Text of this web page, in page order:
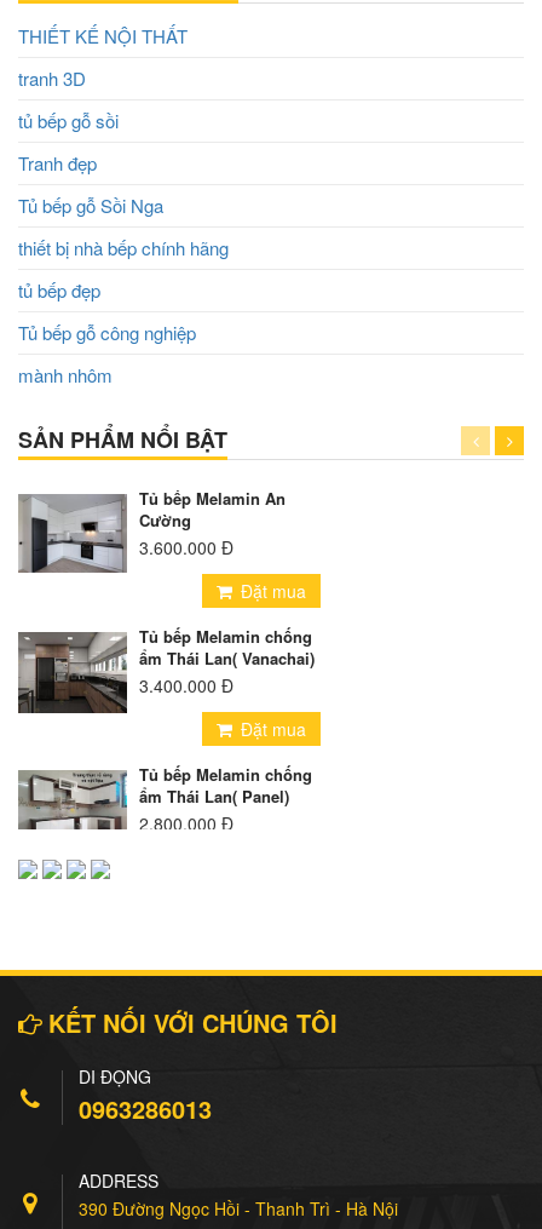
THIẾT KẾ NỘI THẤT
tranh 3D
tủ bếp gỗ sồi
Tranh đẹp
Tủ bếp gỗ Sồi Nga
thiết bị nhà bếp chính hãng
tủ bếp đẹp
Tủ bếp gỗ công nghiệp
mành nhôm
SẢN PHẨM NỔI BẬT
Tủ bếp Melamin An
Cường
3.600.000 Đ
Đặt mua
Tủ bếp Melamin chống
ẩm Thái Lan( Vanachai)
3.400.000 Đ
Đặt mua
Tủ bếp Melamin chống
ẩm Thái Lan( Panel)
2.800.000 Đ
Đặt mua
8.500.000 Đ
nhiên xoan đào
7.500.000 Đ
KẾT NỐI VỚI CHÚNG TÔI
DI ĐỘNG
0963286013
ADDRESS
390 Đường Ngọc Hồi - Thanh Trì - Hà Nội